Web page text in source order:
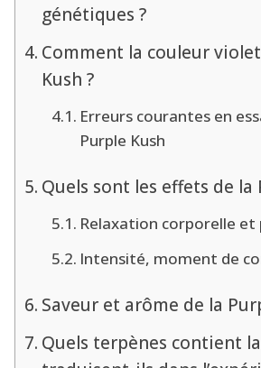
génétiques ?
Comment la couleur
Kush ?
Erreurs courantes en
Purple Kush
Quels sont les effets de la
Relaxation corporelle et
Intensité, moment de
Saveur et arôme de la
Quels terpènes contient